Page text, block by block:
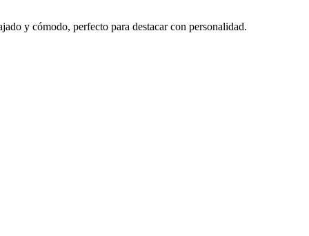
y cómodo, perfecto para destacar con personalidad.